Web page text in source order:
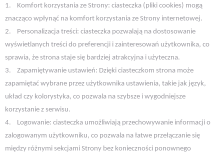
1.
Komfort korzystania ze Strony: ciasteczka (pliki cookies) mogą
znacząco wpłynąć na komfort korzystania ze Strony internetowej.
2.
Personalizacja treści: ciasteczka pozwalają na dostosowanie
wyświetlanych treści do preferencji i zainteresowań użytkownika, co
sprawia, że strona staje się bardziej atrakcyjna i użyteczna.
3.
Zapamiętywanie ustawień: Dzięki ciasteczkom strona może
zapamiętać wybrane przez użytkownika ustawienia, takie jak język,
układ czy kolorystyka, co pozwala na szybsze i wygodniejsze
korzystanie z serwisu.
4.
Logowanie: ciasteczka umożliwiają przechowywanie informacji o
zalogowanym użytkowniku, co pozwala na łatwe przełączanie się
między różnymi sekcjami Strony bez konieczności ponownego